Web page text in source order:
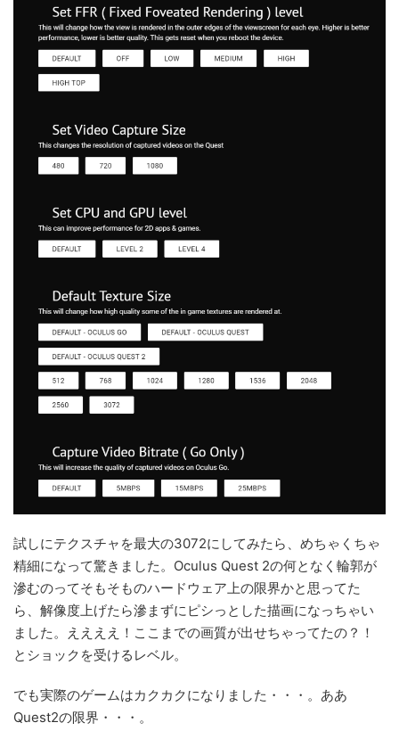
試しにテクスチャを最大の3072にしてみたら、めちゃくちゃ
精細になって驚きました。Oculus Quest 2の何となく輪郭が
滲むのってそもそものハードウェア上の限界かと思ってた
ら、解像度上げたら滲まずにピシっとした描画になっちゃい
ました。ええええ！ここまでの画質が出せちゃってたの？！
とショックを受けるレベル。
でも実際のゲームはカクカクになりました・・・。ああ
Quest2の限界・・・。